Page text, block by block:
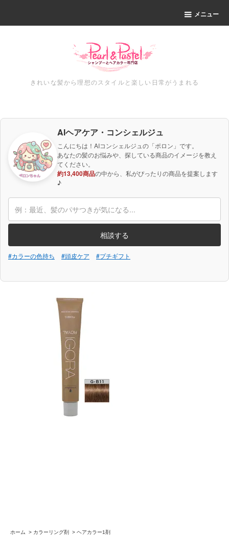
メニュー
きれいな髪から理想のスタイルと楽しい日常がうまれる
AIヘアケア・コンシェルジュ
こんにちは！AIコンシェルジュの「ポロン」です。
あなたの髪のお悩みや、探している商品のイメージを教え
てください。
約13,400商品の中から、私がぴったりの商品を提案します
♪
相談する
#カラーの色持ち #頭皮ケア #プチギフト
ホーム > カラーリング剤 > ヘアカラー1剤